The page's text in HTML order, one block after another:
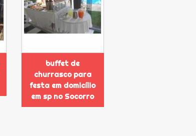
buffet de
churrasco para
festa em domicílio
em sp no Socorro